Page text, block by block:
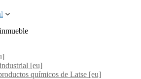
[eu]
químicos de Latse [eu]